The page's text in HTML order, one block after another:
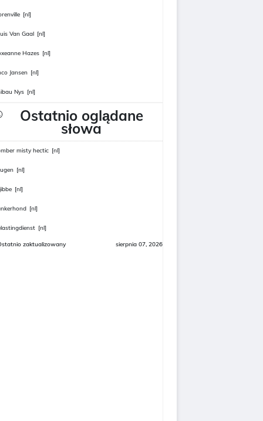
[nl]
Van Gaal [nl]
Hazes [nl]
Jansen [nl]
Nys [nl]
Ostatnio oglądane
słowa
misty hectic [nl]
[nl]
[nl]
[nl]
[nl]
zaktualizowany sierpnia 07, 2026